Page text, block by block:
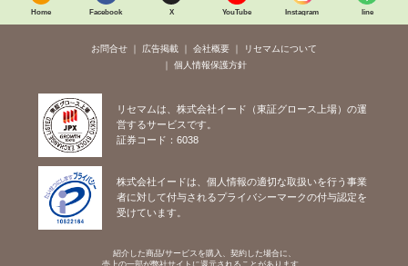
Home Facebook X YouTube Instagram line
お問合せ 広告掲載 会社概要
リセマムについて
個人情報保護方針
リセマムは、株式会社イード（東証グロース上場）の運
営するサービスです。
証券コード：6038
株式会社イードは、個人情報の適切な取扱いを行う事業
者に対して付与されるプライバシーマークの付与認定を
受けています。
紹介した商品/サービスを購入、契約した場合に、
売上の一部が弊社サイトに還元されることがあります。